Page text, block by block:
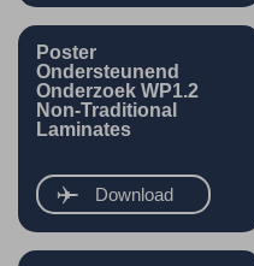
Poster
Ondersteunend
Onderzoek WP1.2
Non-Traditional
Laminates
Download